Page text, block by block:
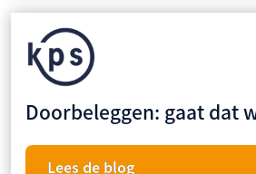
Doorbeleggen: gaat dat
Lees de blog